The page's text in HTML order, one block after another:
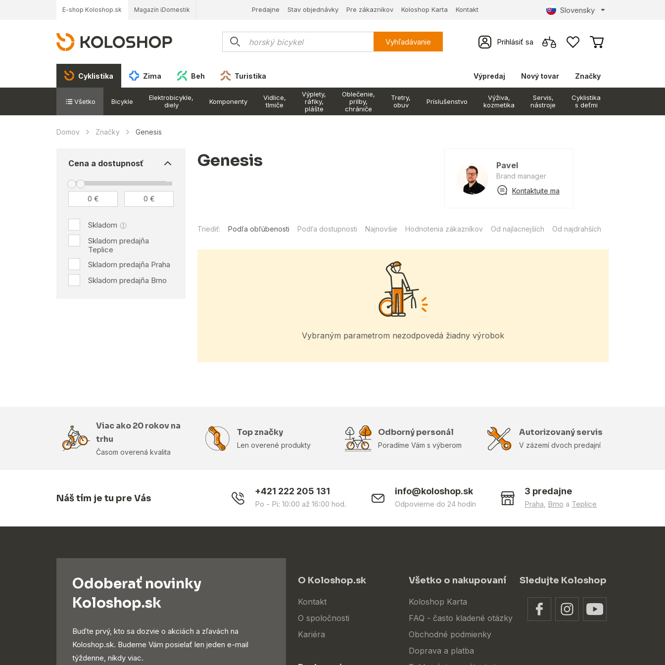
E-shop Koloshop.sk Magazín iDomestik Predajne Stav objednávky Pre zákazníkov Koloshop Karta Kontakt Slovensky
Vyhľadávanie Prihlásiť sa
Cyklistika Zima Beh Turistika Výpredaj Nový tovar Značky
Všetko Bicykle
Elektrobicykle,
diely
Komponenty
Vidlice,
tlmiče
Výplety,
ráfiky,
plášte
Oblečenie,
prilby,
chrániče
Tretry,
obuv
Príslušenstvo
Výživa,
kozmetika
Servis,
nástroje
Cyklistika
s deťmi
Domov Značky Genesis
Cena a dostupnosť
Skladom
Skladom predajňa
Teplice
Skladom predajňa Praha
Skladom predajňa Brno
Genesis Pavel
Brand manager
Kontaktujte ma
Triediť: Podľa obľúbenosti Podľa dostupnosti Najnovšie Hodnotenia zákazníkov Od najlacnejších Od najdrahších
Vybraným parametrom nezodpovedá žiadny výrobok
Viac ako 20 rokov na
trhu
Časom overená kvalita
Top značky
Len overené produkty
Odborný personál
Poradíme Vám s výberom
Autorizovaný servis
V zázemí dvoch predajní
Náš tím je tu pre Vás
+421 222 205 131
Po - Pi: 10:00 až 16:00 hod.
info@koloshop.sk
Odpovieme do 24 hodín
3 predajne
Praha, Brno a Teplice
Odoberať novinky
Koloshop.sk
Buďte prvý, kto sa dozvie o akciách a zľavách na
Koloshop.sk. Budeme Vám posielať len jeden e-mail
týždenne, nikdy viac.
O Koloshop.sk
Kontakt
O spoločnosti
Kariéra
Všetko o nakupovaní
Koloshop Karta
FAQ - často kladené otázky
Obchodné podmienky
Doprava a platba
Sledujte Koloshop